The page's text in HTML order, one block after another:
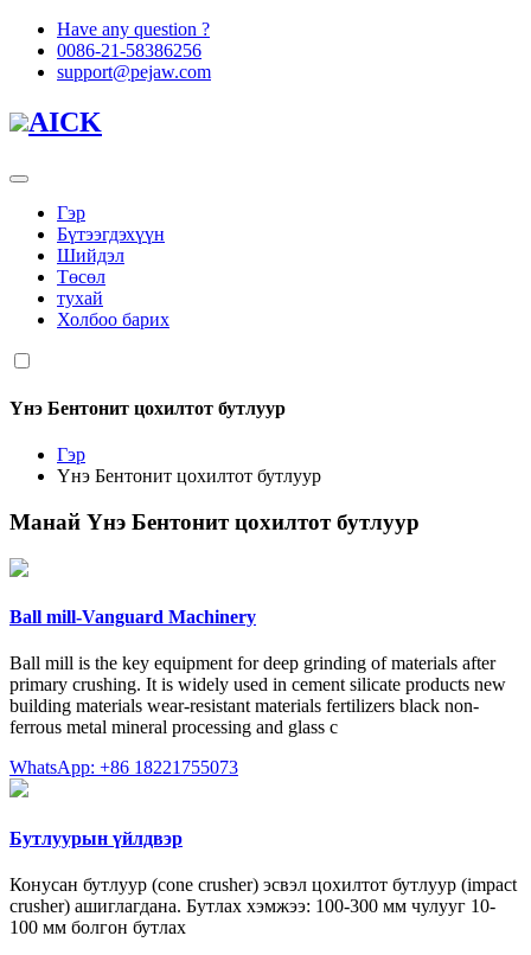
Have any question ?
0086-21-58386256
support@pejaw.com
AICK
Гэр
Бүтээгдэхүүн
Шийдэл
Төсөл
тухай
Холбоо барих
Үнэ Бентонит цохилтот бутлуур
Гэр
Үнэ Бентонит цохилтот бутлуур
Манай Үнэ Бентонит цохилтот бутлуур
Ball mill-Vanguard Machinery
Ball mill is the key equipment for deep grinding of materials after
primary crushing. It is widely used in cement silicate products new
building materials wear-resistant materials fertilizers black non-
ferrous metal mineral processing and glass c
WhatsApp: +86 18221755073
Бутлуурын үйлдвэр
Конусан бутлуур (cone crusher) эсвэл цохилтот бутлуур (impact
crusher) ашиглагдана. Бутлах хэмжээ: 100-300 мм чулууг 10-
100 мм болгон бутлах